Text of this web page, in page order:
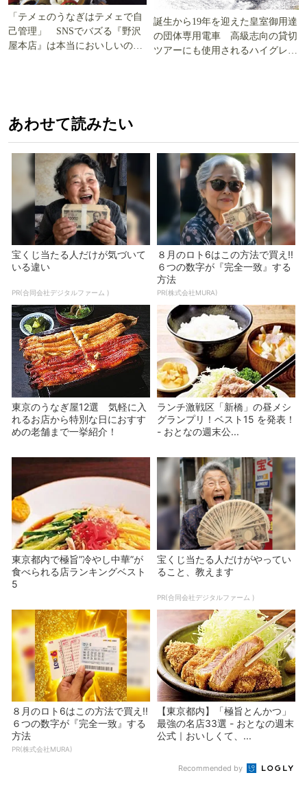
「テメェのうなぎはテメェで自
己管理」 SNSでバズる『野沢
屋本店』は本当においしいの
誕生から19年を迎えた皇室御用達
の団体専用電車 高級志向の貸切
ツアーにも使用されるハイグレー
あわせて読みたい
宝くじ当たる人だけが気づいて
いる違い
PR(合同会社デジタルファーム )
８月のロト6はこの方法で買え!!
６つの数字が『完全一致』する
方法
PR(株式会社MURA)
東京のうなぎ屋12選 気軽に入
れるお店から特別な日におすす
めの老舗まで一挙紹介！
ランチ激戦区「新橋」の昼メシ
グランプリ！ベスト15 を発表！
- おとなの週末公...
東京都内で極旨”冷やし中華”が
食べられる店ランキングベスト
5
宝くじ当たる人だけがやってい
ること、教えます
PR(合同会社デジタルファーム )
８月のロト6はこの方法で買え!!
６つの数字が『完全一致』する
方法
PR(株式会社MURA)
【東京都内】「極旨とんかつ」
最強の名店33選 - おとなの週末
公式｜おいしくて、...
Recommended by